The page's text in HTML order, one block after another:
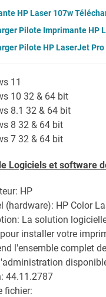
HP Laser 107w
Pilote Imprimante HP
Pilote HP LaserJet
11
10 32 & 64 bit
8.1 32 & 64 bit
8 32 & 64 bit
7 32 & 64 bit
Logiciels et software
HP
(hardware): HP Color
La solution
installer votre
l'ensemble complet
44.11.2787
fichier: